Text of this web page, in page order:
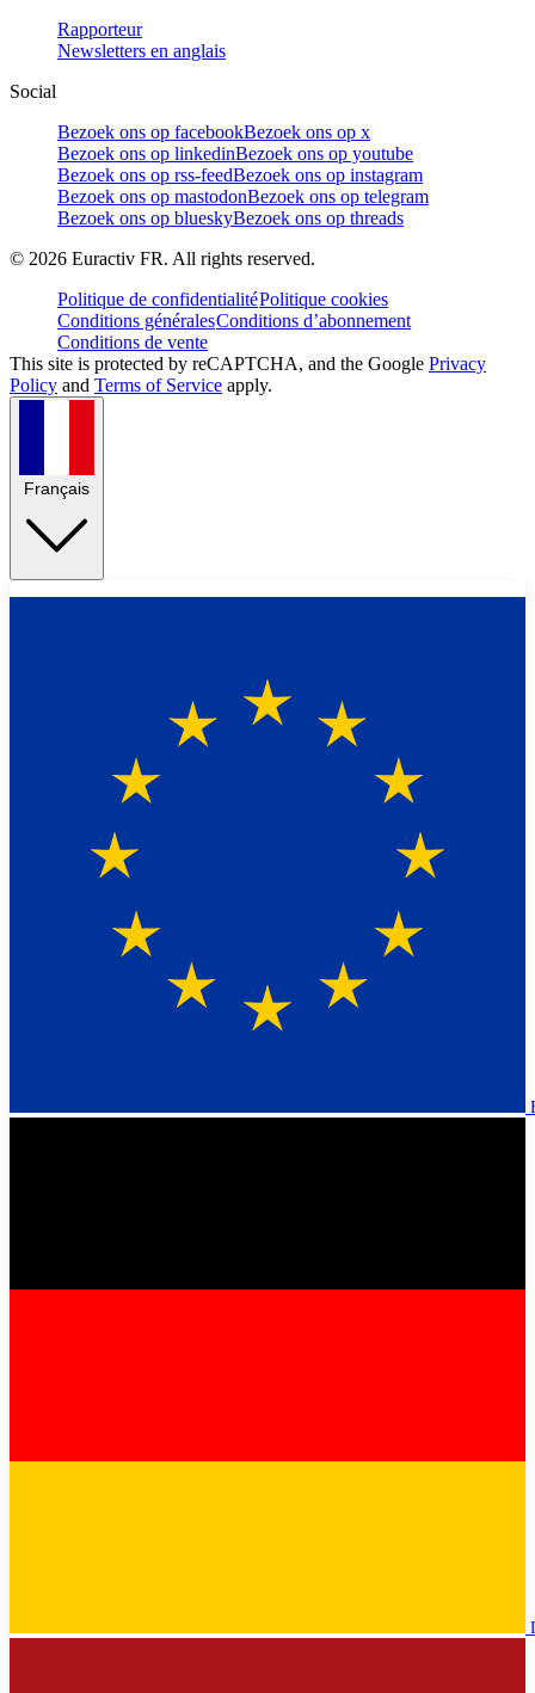
Rapporteur
Newsletters en anglais
Social
Bezoek ons op facebookBezoek ons op x
Bezoek ons op linkedinBezoek ons op youtube
Bezoek ons op rss-feedBezoek ons op instagram
Bezoek ons op mastodonBezoek ons op telegram
Bezoek ons op blueskyBezoek ons op threads
© 2026 Euractiv FR. All rights reserved.
Politique de confidentialitéPolitique cookies
Conditions généralesConditions d’abonnement
Conditions de vente
This site is protected by reCAPTCHA, and the Google Privacy
Policy and Terms of Service apply.
Français